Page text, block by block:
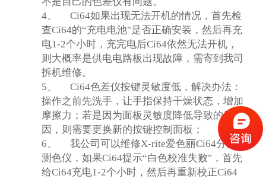
4、
Ci64如果出现无法开机的情况，首先检
查Ci64的“充电电池"是否正确安装，然后再充
电1-2个小时，充完电后Ci64依然无法开机，
则大概率是供电电路板出现故障，需寄到我司
拆机维修。
5、
Ci64色差仪按键灵敏度低，解决办法：
操作之前先洗手，让手指保持干燥状态，增加
摩擦力；若是因为面板灵敏度降低导致的原
因，则需要更换新的按键控制面板；
6、
我公司可以维修X-rite爱色丽Ci64分光
测色仪，如果Ci64提示“白色校准失败"，首先
给Ci64充电1-2个小时，然后再重新校正Ci64